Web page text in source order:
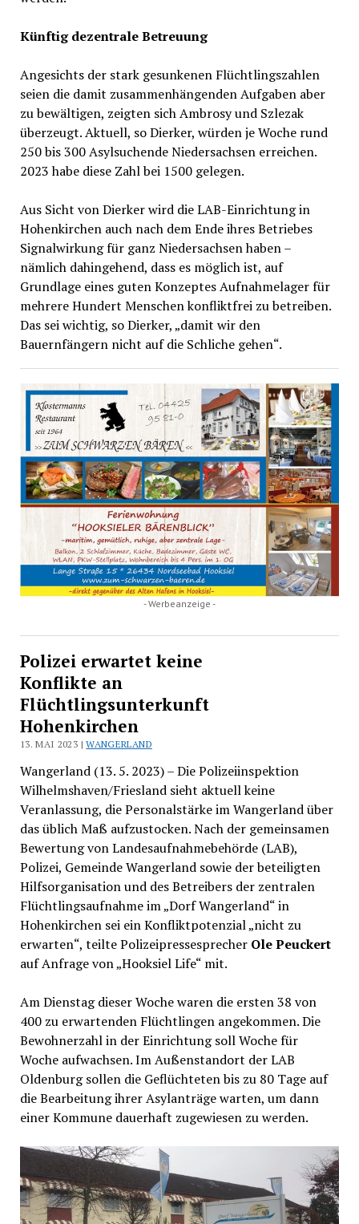
Künftig dezentrale Betreuung
Angesichts der stark gesunkenen Flüchtlingszahlen
seien die damit zusammenhängenden Aufgaben aber
zu bewältigen, zeigten sich Ambrosy und Szlezak
überzeugt. Aktuell, so Dierker, würden je Woche rund
250 bis 300 Asylsuchende Niedersachsen erreichen.
2023 habe diese Zahl bei 1500 gelegen.
Aus Sicht von Dierker wird die LAB-Einrichtung in
Hohenkirchen auch nach dem Ende ihres Betriebes
Signalwirkung für ganz Niedersachsen haben –
nämlich dahingehend, dass es möglich ist, auf
Grundlage eines guten Konzeptes Aufnahmelager für
mehrere Hundert Menschen konfliktfrei zu betreiben.
Das sei wichtig, so Dierker, „damit wir den
Bauernfängern nicht auf die Schliche gehen“.
- Werbeanzeige -
Polizei erwartet keine
Konflikte an
Flüchtlingsunterkunft
Hohenkirchen
13. MAI 2023 |WANGERLAND
Wangerland (13. 5. 2023) – Die Polizeiinspektion
Wilhelmshaven/Friesland sieht aktuell keine
Veranlassung, die Personalstärke im Wangerland über
das üblich Maß aufzustocken. Nach der gemeinsamen
Bewertung von Landesaufnahmebehörde (LAB),
Polizei, Gemeinde Wangerland sowie der beteiligten
Hilfsorganisation und des Betreibers der zentralen
Flüchtlingsaufnahme im „Dorf Wangerland“ in
Hohenkirchen sei ein Konfliktpotenzial „nicht zu
erwarten“, teilte PolizeipressesprecherOle Peuckert
auf Anfrage von „Hooksiel Life“ mit.
Am Dienstag dieser Woche waren die ersten 38 von
400 zu erwartenden Flüchtlingen angekommen. Die
Bewohnerzahl in der Einrichtung soll Woche für
Woche aufwachsen. Im Außenstandort der LAB
Oldenburg sollen die Geflüchteten bis zu 80 Tage auf
die Bearbeitung ihrer Asylanträge warten, um dann
einer Kommune dauerhaft zugewiesen zu werden.